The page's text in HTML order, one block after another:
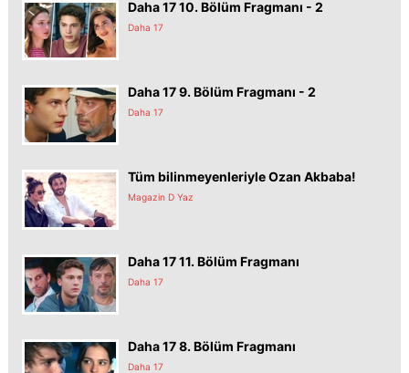
Daha 17 10. Bölüm Fragmanı - 2
Daha 17
Daha 17 9. Bölüm Fragmanı - 2
Daha 17
Tüm bilinmeyenleriyle Ozan Akbaba!
Magazin D Yaz
Daha 17 11. Bölüm Fragmanı
Daha 17
Daha 17 8. Bölüm Fragmanı
Daha 17